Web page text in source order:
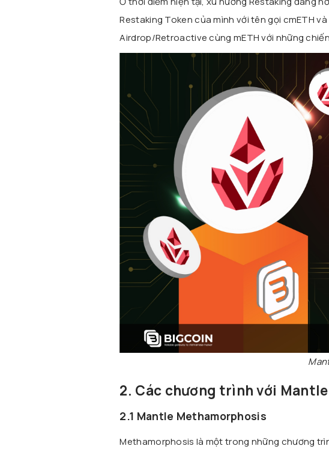
Restaking Token của mình với tên gọi cmETH
Airdrop/Retroactive cùng mETH với những
2. Các chương trình với Mantle
2.1 Mantle Methamorphosis
Methamorphosis là một trong những chương